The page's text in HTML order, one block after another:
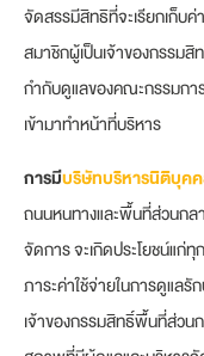
จัดสรรมีสิทธิที่จะเรียกเก็บ
สมาชิกผู้เป็นเจ้าของกรรม
กำกับดูแลของคณะกรรมกา
เข้ามาทำหน้าที่บริหาร
การมีบริษัทบริหารนิติบุค
ถนนหนทางและพื้นที่ส่วนกลา
จัดการ จะเกิดประโยชน์แก่
ภาระค่าใช้จ่ายในการดูแล
เจ้าของกรรมสิทธิ์พื้นที่ส่วน